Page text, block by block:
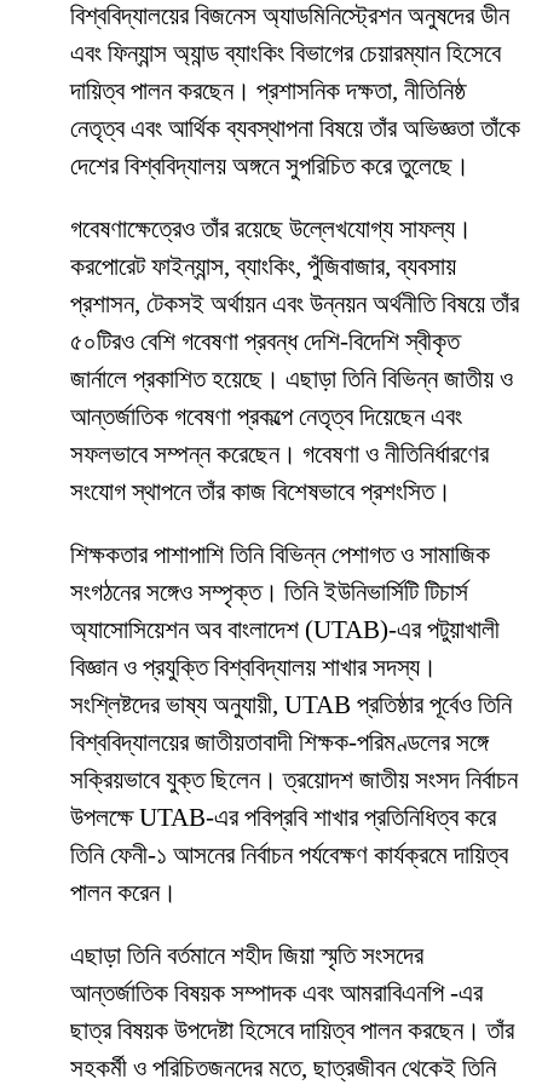
বিশ্ববিদ্যালয়ের বিজনেস অ্যাডমিনিস্ট্রেশন অনুষদের ডীন
এবং ফিন্যান্স অ্যান্ড ব্যাংকিং বিভাগের চেয়ারম্যান হিসেবে
দায়িত্ব পালন করছেন। প্রশাসনিক দক্ষতা, নীতিনিষ্ঠ
নেতৃত্ব এবং আর্থিক ব্যবস্থাপনা বিষয়ে তাঁর অভিজ্ঞতা তাঁকে
দেশের বিশ্ববিদ্যালয় অঙ্গনে সুপরিচিত করে তুলেছে।
গবেষণাক্ষেত্রেও তাঁর রয়েছে উল্লেখযোগ্য সাফল্য।
করপোরেট ফাইন্যান্স, ব্যাংকিং, পুঁজিবাজার, ব্যবসায়
প্রশাসন, টেকসই অর্থায়ন এবং উন্নয়ন অর্থনীতি বিষয়ে তাঁর
৫০টিরও বেশি গবেষণা প্রবন্ধ দেশি-বিদেশি স্বীকৃত
জার্নালে প্রকাশিত হয়েছে। এছাড়া তিনি বিভিন্ন জাতীয় ও
আন্তর্জাতিক গবেষণা প্রকল্পে নেতৃত্ব দিয়েছেন এবং
সফলভাবে সম্পন্ন করেছেন। গবেষণা ও নীতিনির্ধারণের
সংযোগ স্থাপনে তাঁর কাজ বিশেষভাবে প্রশংসিত।
শিক্ষকতার পাশাপাশি তিনি বিভিন্ন পেশাগত ও সামাজিক
সংগঠনের সঙ্গেও সম্পৃক্ত। তিনি ইউনিভার্সিটি টিচার্স
অ্যাসোসিয়েশন অব বাংলাদেশ (UTAB)-এর পটুয়াখালী
বিজ্ঞান ও প্রযুক্তি বিশ্ববিদ্যালয় শাখার সদস্য।
সংশ্লিষ্টদের ভাষ্য অনুযায়ী, UTAB প্রতিষ্ঠার পূর্বেও তিনি
বিশ্ববিদ্যালয়ের জাতীয়তাবাদী শিক্ষক-পরিমণ্ডলের সঙ্গে
সক্রিয়ভাবে যুক্ত ছিলেন। ত্রয়োদশ জাতীয় সংসদ নির্বাচন
উপলক্ষে UTAB-এর পবিপ্রবি শাখার প্রতিনিধিত্ব করে
তিনি ফেনী-১ আসনের নির্বাচন পর্যবেক্ষণ কার্যক্রমে দায়িত্ব
পালন করেন।
এছাড়া তিনি বর্তমানে শহীদ জিয়া স্মৃতি সংসদের
আন্তর্জাতিক বিষয়ক সম্পাদক এবং আমরাবিএনপি -এর
ছাত্র বিষয়ক উপদেষ্টা হিসেবে দায়িত্ব পালন করছেন। তাঁর
সহকর্মী ও পরিচিতজনদের মতে, ছাত্রজীবন থেকেই তিনি